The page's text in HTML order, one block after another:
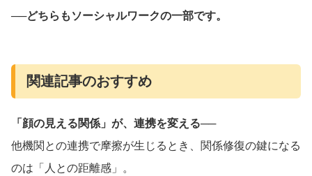
──どちらもソーシャルワークの一部です。
関連記事のおすすめ
「顔の見える関係」が、連携を変える──
他機関との連携で摩擦が生じるとき、関係修復の鍵になる
のは「人との距離感」。